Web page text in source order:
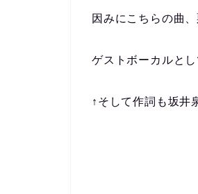
因みにこちらの曲
ゲストボーカルと
↑そして作詞も坂井